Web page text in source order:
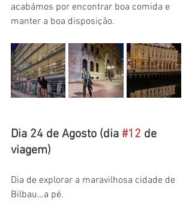
acabámos por encontrar boa comida e
manter a boa disposição.
Dia 24 de Agosto (dia #12 de
viagem)
Dia de explorar a maravilhosa cidade de
Bilbau…a pé.